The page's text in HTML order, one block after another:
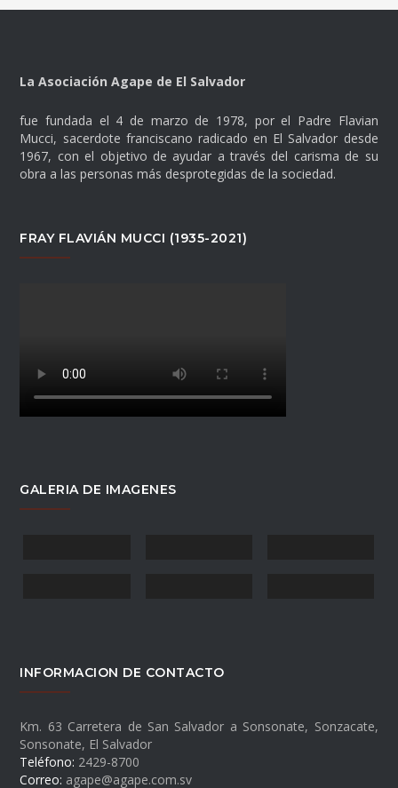
La Asociación Agape de El Salvador
fue fundada el 4 de marzo de 1978, por el Padre Flavian
Mucci, sacerdote franciscano radicado en El Salvador desde
1967, con el objetivo de ayudar a través del carisma de su
obra a las personas más desprotegidas de la sociedad.
FRAY FLAVIÁN MUCCI (1935-2021)
GALERIA DE IMAGENES
INFORMACION DE CONTACTO
Km. 63 Carretera de San Salvador a Sonsonate, Sonzacate,
Sonsonate, El Salvador
Teléfono: 2429-8700
Correo: agape@agape.com.sv